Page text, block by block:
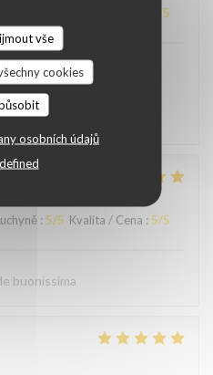
vše
cookies
osobních údajů
/5
sont bien servis et surtout
la mousse au chocolat
: 5/5 Kvalita / Cena : 5/5
buonissima